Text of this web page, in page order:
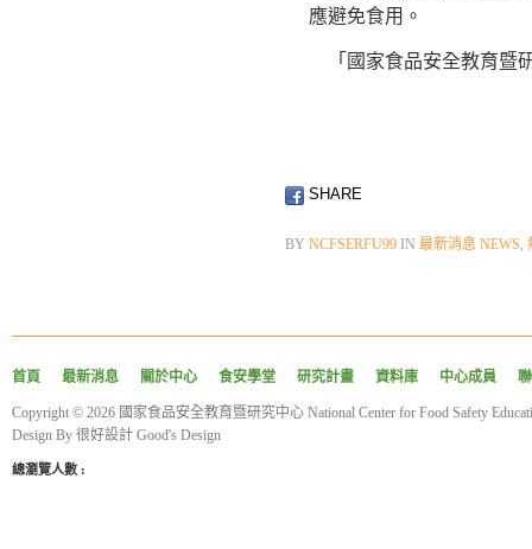
應避免食用。
「國家食品安全教育暨
SHARE
BY NCFSERFU99 IN 最新消息 NEWS,
首頁 最新消息 關於中心 食安學堂 研究計畫 資料庫 中心成員
Copyright © 2026 國家食品安全教育暨研究中心 National Center for Food Safety
Design By 很好設計 Good's Design
總瀏覽人數 :